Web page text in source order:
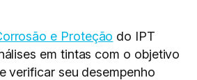
e Proteção do IPT
em tintas com o objetivo
verificar seu desempenho